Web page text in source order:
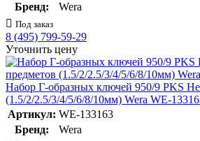
Бренд:
Wera
Под заказ
8 (495) 799-59-29
Уточнить цену
Набор Г-образных ключей 950/9 PKS
(1.5/2/2.5/3/4/5/6/8/10мм) Wera WE-
Артикул: WE-133163
Бренд:
Wera